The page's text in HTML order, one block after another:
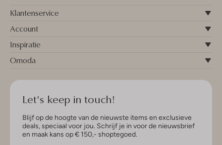
Klantenservice
Account
Inspiratie
Omoda
Let's keep in touch!
Blijf op de hoogte van de nieuwste items en exclusieve
deals, speciaal voor jou. Schrijf je in voor de nieuwsbrief
en maak kans op € 150,- shoptegoed.